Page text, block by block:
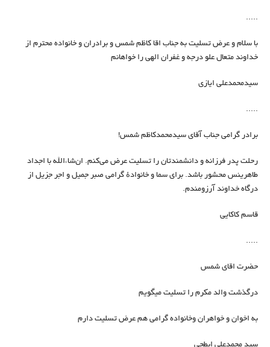
.....
با سلام و عرض تسلیت به جناب اقا کاظم شمس و برادران و خانواده محترم از
خداوند متعال علو درجه و غفران الهی را خواهانم
سیدمحمدعلی ایازی
.....
برادر گرامی جناب آقای سیدمحمدکاظم شمس!
رحلت پدر فرزانه و دانشمندتان را تسلیت عرض می‌کنم. ان‌شاءالله با اجداد
طاهرینس محشور باشد. برای سما و خانوادهٔ گرامی صبر جمیل و اجر جزیل از
درگاه خداوند آرزومندم.
قاسم کاکایی
.....
حضرت اقای شمس
درگذشت والد مکرم را تسلیت میگویم
به اخوان و خواهران وخانواده گرامی هم عرض تسلیت دارم
سید محمدعلی ابطحی